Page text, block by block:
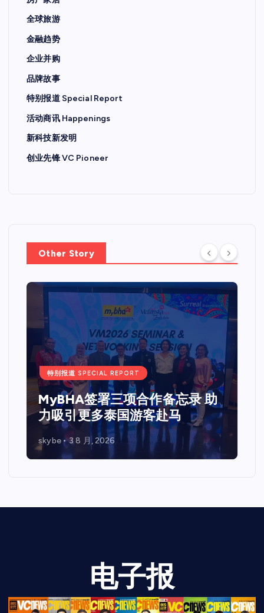
全球旅游
金融趋势
企业并购
品牌故事
特别报道 Special Report
活动商讯 Happenings
新科技新发明
创业先锋 VC Pioneer
Other Story
特别报道 SPECIAL REPORT
MyBHA签署三项合作备忘录 助
力吸引更多泰国游客赴马
skybe 3 8 月, 2026
电子报